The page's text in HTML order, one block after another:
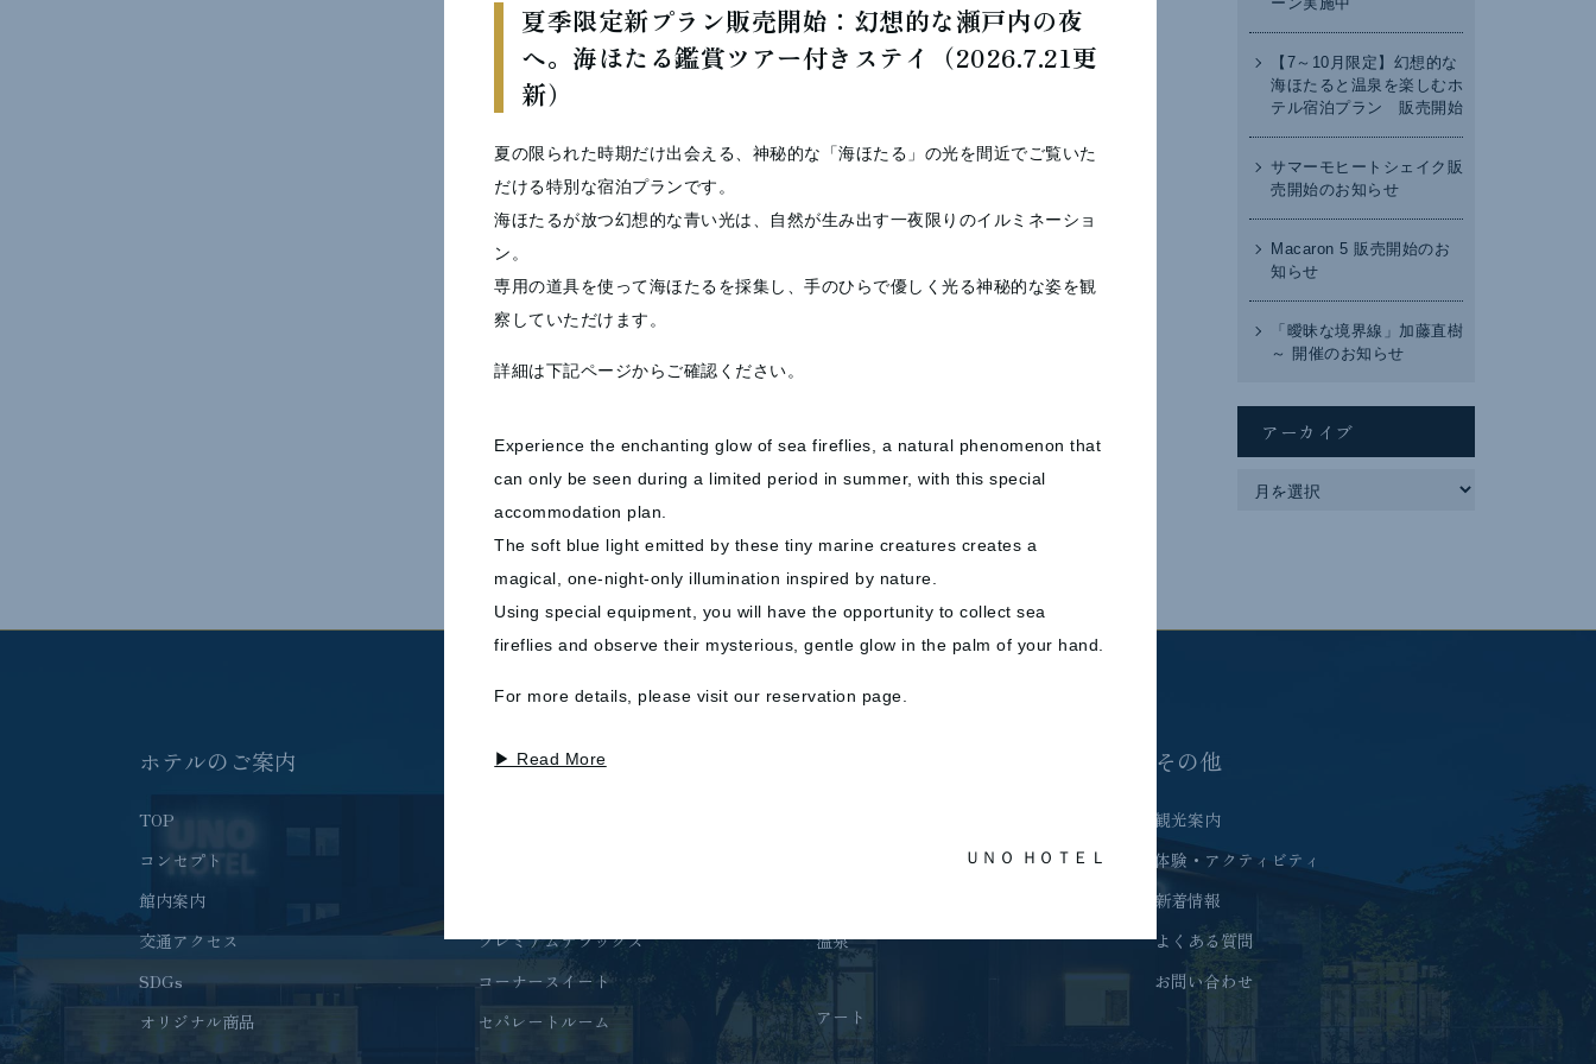
3 4 5 6
【7～10月限定】幻想的な
海ほたると温泉を楽しむホ
テル宿泊プラン 販売開始
サマーモヒートシェイク販
売開始のお知らせ
Macaron 5 販売開始のお
知らせ
「曖昧な境界線」加藤直樹
～ 開催のお知らせ
アーカイブ
ホテルのご案内
TOP
コンセプト
館内案内
交通アクセス
SDGs
オリジナル商品
ご宿泊
プレミアムデラックス
コーナースイート
セパレートルーム
温泉
アート
その他
観光案内
体験・アクティビティ
新着情報
よくある質問
お問い合わせ
夏季限定新プラン販売開始：幻想的な瀬戸内の夜
へ。海ほたる鑑賞ツアー付きステイ（2026.7.21更
新）
夏の限られた時期だけ出会える、神秘的な「海ほたる」の光を間近でご覧いた
だける特別な宿泊プランです。
海ほたるが放つ幻想的な青い光は、自然が生み出す一夜限りのイルミネーショ
ン。
専用の道具を使って海ほたるを採集し、手のひらで優しく光る神秘的な姿を観
察していただけます。
詳細は下記ページからご確認ください。
Experience the enchanting glow of sea fireflies, a natural phenomenon that
can only be seen during a limited period in summer, with this special
accommodation plan.
The soft blue light emitted by these tiny marine creatures creates a
magical, one-night-only illumination inspired by nature.
Using special equipment, you will have the opportunity to collect sea
fireflies and observe their mysterious, gentle glow in the palm of your hand.
For more details, please visit our reservation page.
▶ Read More
ＵＮＯ ＨＯＴＥＬ